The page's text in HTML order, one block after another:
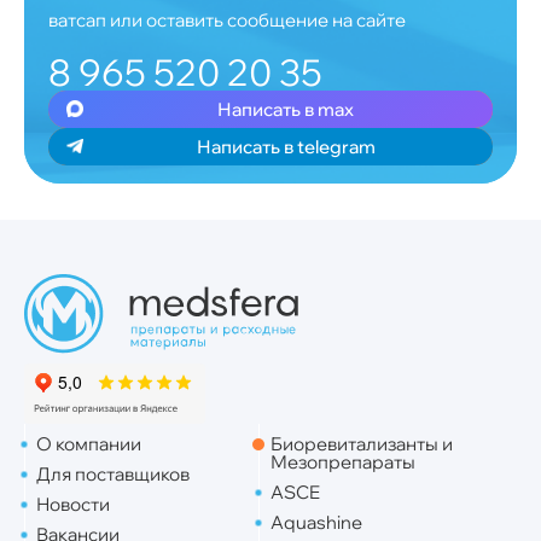
ватсап или оставить сообщение на сайте
8 965 520 20 35
Написать в max
Написать в telegram
О компании
Для поставщиков
Новости
Вакансии
Биоревитализанты и
Мезопрепараты
ASCE
Aquashine